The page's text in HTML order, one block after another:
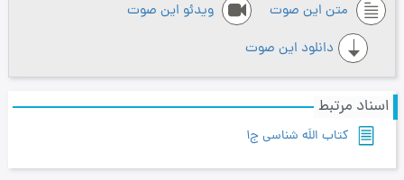
متن این صوت
ویدئو این صوت
دانلود این صوت
اسناد مرتبط
کتاب اللَه شناسی ج1